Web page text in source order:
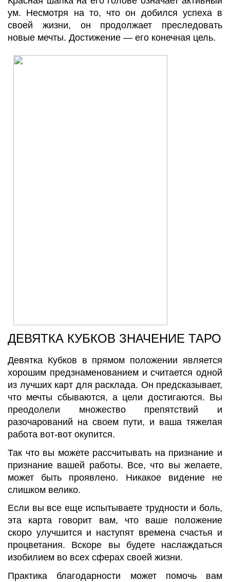
ум. Несмотря на то, что он добился успеха в
своей жизни, он продолжает преследовать
новые мечты. Достижение — его конечная цель.
ДЕВЯТКА КУБКОВ ЗНАЧЕНИЕ ТАРО
Девятка Кубков в прямом положении является
хорошим предзнаменованием и считается одной
из лучших карт для расклада. Он предсказывает,
что мечты сбываются, а цели достигаются. Вы
преодолели множество препятствий и
разочарований на своем пути, и ваша тяжелая
работа вот-вот окупится.
Так что вы можете рассчитывать на признание и
признание вашей работы. Все, что вы желаете,
может быть проявлено. Никакое видение не
слишком велико.
Если вы все еще испытываете трудности и боль,
эта карта говорит вам, что ваше положение
скоро улучшится и наступят времена счастья и
процветания. Вскоре вы будете наслаждаться
изобилием во всех сферах своей жизни.
Практика благодарности может помочь вам